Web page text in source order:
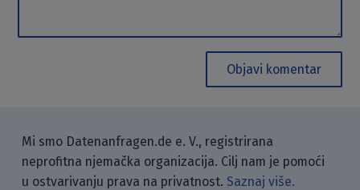
Objavi komentar
Mi smo Datenanfragen.de e. V., registrirana
neprofitna njemačka organizacija. Cilj nam je pomoći
u ostvarivanju prava na privatnost. Saznaj više.